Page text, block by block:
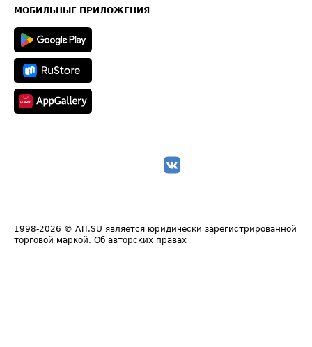
Техническая информация
МОБИЛЬНЫЕ ПРИЛОЖЕНИЯ
1998-2026 © ATI.SU является юридически зарегистрированной
торговой маркой. Об авторских правах